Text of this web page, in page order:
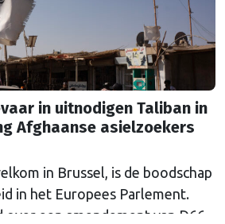
in uitnodigen Taliban in
Afghaanse asielzoekers
in Brussel, is de boodschap
in het Europees Parlement.
een amendement van D66-